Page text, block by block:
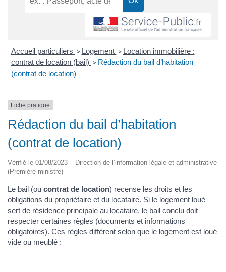
Accueil particuliers > Logement > Location immobilière :
contrat de location (bail) > Rédaction du bail d’habitation
(contrat de location)
Fiche pratique
Rédaction du bail d’habitation
(contrat de location)
Vérifié le 01/08/2023 – Direction de l’information légale et administrative
(Première ministre)
Le bail (ou contrat de location) recense les droits et les
obligations du propriétaire et du locataire. Si le logement loué
sert de résidence principale au locataire, le bail conclu doit
respecter certaines règles (documents et informations
obligatoires). Ces règles diffèrent selon que le logement est loué
vide ou meublé :